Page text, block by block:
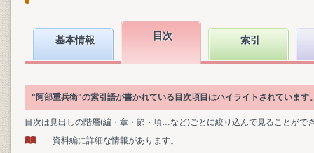
基本情報 目次 索引
"阿部重兵衛"の索引語が書かれている目次項目はハイライトされています
目次は見出しの階層(編・章・節・項…など)ごとに絞り込んで見ることがで
… 資料編に詳細な情報があります。